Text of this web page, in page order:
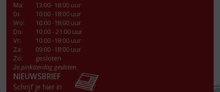
Ma:
13:00- 18:00 uur
Di:
10:00 -18:00 uur
Wo:
10:00 -18:00 uur
Do:
10:00 - 21:00 uur
Vr:
10:00 -18:00 uur
Za:
09:00 -18:00 uur
Zo:
gesloten
2e pinksterdag gesloten
NIEUWSBRIEF
Schrijf je hier in